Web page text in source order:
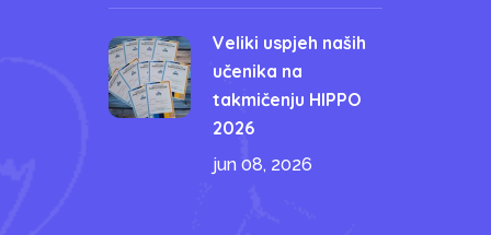
Veliki uspjeh naših
učenika na
takmičenju HIPPO
2026
jun 08, 2026